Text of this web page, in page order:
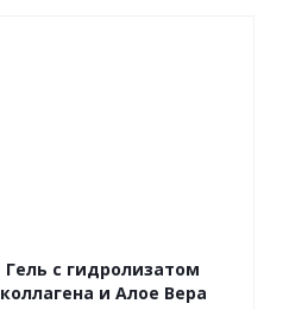
Гель с гидролизатом
коллагена и Алое Вера